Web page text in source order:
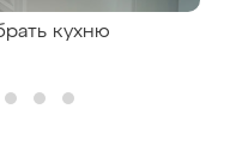
кухню